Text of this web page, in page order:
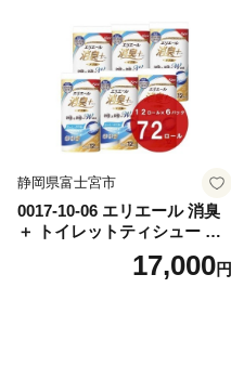
静岡県富士宮市
0017-10-06 エリエール 消臭
＋ トイレットティシュー し
っかり香るフレッシュクリア
の香り ダブル 12ロール×6パ
17,000円